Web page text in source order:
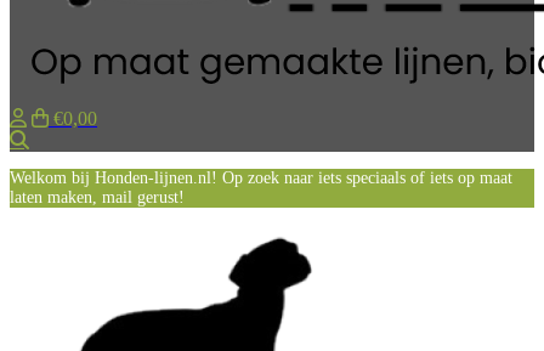
€0,00
Welkom bij Honden-lijnen.nl! Op zoek naar iets speciaals of iets op maat
laten maken, mail gerust!